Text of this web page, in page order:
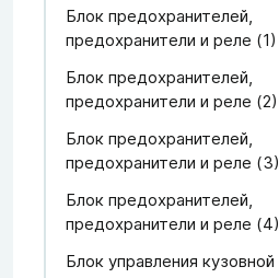
Блок предохранителей,
предохранители и реле (1)
Блок предохранителей,
предохранители и реле (2)
Блок предохранителей,
предохранители и реле (3)
Блок предохранителей,
предохранители и реле (4)
Блок управления кузовной